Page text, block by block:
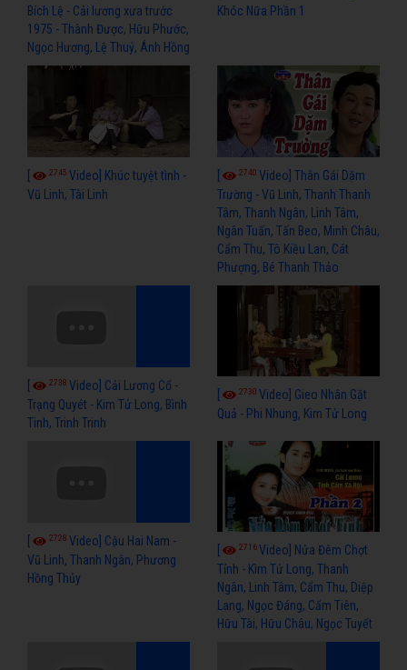
Bích Lệ - Cải lương xưa trước
1975 - Thành Được, Hữu Phước,
Ngọc Hương, Lệ Thuỷ, Ánh Hồng
Khóc Nữa Phần 1
[ 2745 Video] Khúc tuyệt tình -
Vũ Linh, Tài Linh
[ 2740 Video] Thân Gái Dặm
Trường - Vũ Linh, Thanh Thanh
Tâm, Thanh Ngân, Linh Tâm,
Ngân Tuấn, Tấn Beo, Minh Châu,
Cẩm Thu, Tô Kiều Lan, Cát
Phượng, Bé Thanh Thảo
[ 2738 Video] Cải Lương Cổ -
Trạng Quyét - Kim Tử Long, Bình
Tinh, Trinh Trinh
2730 Video] Gieo Nhân Gặt
Quả - Phi Nhung, Kim Tử Long
[ 2728 Video] Cậu Hai Nam -
Vũ Linh, Thanh Ngân, Phương
Hồng Thủy
2716Video] Nửa Đêm Chợt
Tỉnh - Kìm Tử Long, Thanh
Ngân, Linh Tâm, Cẩm Thu, Diệp
Lang, Ngọc Đáng, Cẩm Tiên,
Hữu Tài, Hữu Châu, Ngọc Tuyết